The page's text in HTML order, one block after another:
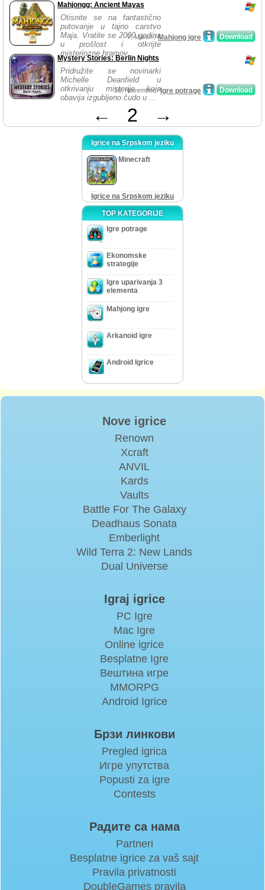
Mahjongg: Ancient Mayas
Otisnite se na fantastično
putovanje u tajno carstvo
Maja. Vratite se 2000 godina
u prošlost i otkrijte
misteriozne hramov...
Download
7, March /Mahjong igre
Mystery Stories: Berlin Nights
Pridružite se novinarki
Michelle Deanfield u
otkrivanju misterije koja
obavija izgubljeno čudo u ...
Download
16, November /Igre potrage
← 2 →
Igrice na Srpskom jeziku
Minecraft
Igrice na Srpskom jeziku
TOP KATEGORIJE
Igre potrage
Ekonomske
strategije
Igre uparivanja 3
elementa
Mahjong igre
Arkanoid igre
Android Igrice
Nove igrice
Renown
Xcraft
ANVIL
Kards
Vaults
Battle For The Galaxy
Deadhaus Sonata
Emberlight
Wild Terra 2: New Lands
Dual Universe
Igraj igrice
PC Igre
Mac Igre
Online igrice
Besplatne Igre
Вештина игре
MMORPG
Android Igrice
Брзи линкови
Pregled igrica
Игре упутства
Popusti za igre
Contests
Радите са нама
Partneri
Besplatne igrice za vaš sajt
Pravila privatnosti
DoubleGames pravila